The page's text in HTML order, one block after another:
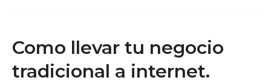
Como llevar tu negocio
tradicional a internet.